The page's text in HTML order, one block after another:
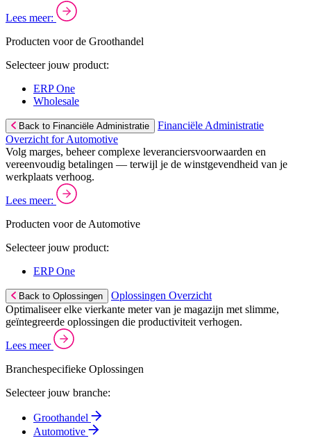
Lees meer:
Producten voor de Groothandel
Selecteer jouw product:
ERP One
Wholesale
Back to Financiële Administratie
Financiële Administratie
Overzicht for Automotive
Volg marges, beheer complexe leveranciersvoorwaarden en
vereenvoudig betalingen — terwijl je de winstgevendheid van je
werkplaats verhoog.
Lees meer:
Producten voor de Automotive
Selecteer jouw product:
ERP One
Back to Oplossingen
Oplossingen Overzicht
Optimaliseer elke vierkante meter van je magazijn met slimme,
geïntegreerde oplossingen die productiviteit verhogen.
Lees meer
Branchespecifieke Oplossingen
Selecteer jouw branche:
Groothandel
Automotive